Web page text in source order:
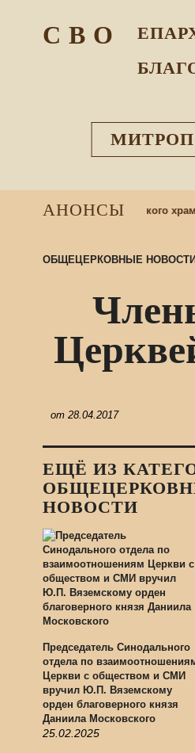
С В О
АНОНСЫ
школу: приход Казанского храма
ОБЩЕЦЕРКОВНЫЕ НОВОСТИ
от 28.04.2017
ЕЩЁ ИЗ
НОВОСТИ
Председатель Синодального
отдела по
Церкви с обществом и СМИ
вручил Ю.П. Вяземскому
орден благоверного князя
Даниила Московского
25.02.2025